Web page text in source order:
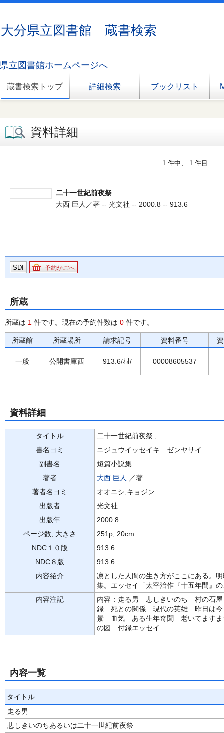
大分県立図書館 蔵書検索
県立図書館ホームページへ
蔵書検索トップ 詳細検索 ブックリスト
資料詳細
1 件中、 1 件目
二十一世紀前夜祭
大西 巨人／著 -- 光文社 -- 2000.8 -- 913.6
SDI 予約かごへ
所蔵
所蔵は 1 件です。現在の予約件数は 0 件です。
所蔵館 所蔵場所 請求記号 資料番号
一般 公開書庫西 913.6/ｵｵ/ 00008605537
資料詳細
タイトル
二十一世紀前夜祭 ,
書名ヨミ
ニジュウイッセイキ ゼンヤサイ
副書名
短篇小説集
著者
大西 巨人
／著
著者名ヨミ
オオニシ,キョジン
出版者
光文社
出版年
2000.8
ページ数, 大きさ
251p, 20cm
NDC１０版
913.6
NDC８版
913.6
内容紹介
凛とした人間の生き方がここにある。
集。エッセイ「太宰治作『十五年間』
内容注記
内容：走る男 悲しきいのち 村の石
録 死との関係 現代の英雄 昨日は
景 血気 ある生年奇聞 老いてますま
の図 付録エッセイ
内容一覧
タイトル
走る男
悲しきいのちあるいは二十一世紀前夜祭